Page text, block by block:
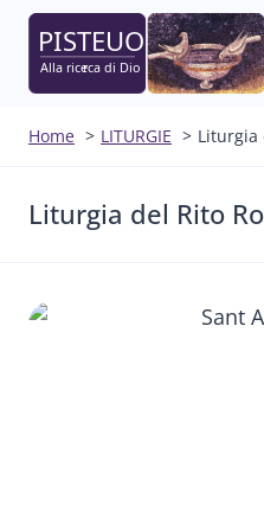
Salta
contenuto
Home LITURGIE Liturgia
Liturgia del Rito